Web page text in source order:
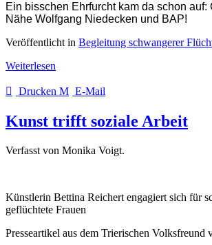
Ein bisschen Ehrfurcht kam da schon auf:
Nähe Wolfgang Niedecken und BAP!
Veröffentlicht in Begleitung schwangerer
Weiterlesen
Drucken E-Mail
Kunst trifft soziale Arbeit
Verfasst von Monika Voigt.
Künstlerin Bettina Reichert engagiert sich für
geflüchtete Frauen
Presseartikel aus dem Trierischen Volksfreund